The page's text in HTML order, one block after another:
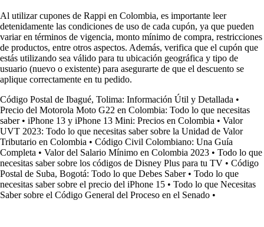
Al utilizar cupones de Rappi en Colombia, es importante leer
detenidamente las condiciones de uso de cada cupón, ya que pueden
variar en términos de vigencia, monto mínimo de compra, restricciones
de productos, entre otros aspectos. Además, verifica que el cupón que
estás utilizando sea válido para tu ubicación geográfica y tipo de
usuario (nuevo o existente) para asegurarte de que el descuento se
aplique correctamente en tu pedido.
Código Postal de Ibagué, Tolima: Información Útil y Detallada •
Precio del Motorola Moto G22 en Colombia: Todo lo que necesitas
saber• iPhone 13 y iPhone 13 Mini: Precios en Colombia • Valor
UVT 2023: Todo lo que necesitas saber sobre la Unidad de Valor
Tributario en Colombia • Código Civil Colombiano: Una Guía
Completa • Valor del Salario Mínimo en Colombia 2023 • Todo lo que
necesitas saber sobre los códigos de Disney Plus para tu TV • Código
Postal de Suba, Bogotá: Todo lo que Debes Saber• Todo lo que
necesitas saber sobre el precio del iPhone 15 • Todo lo que Necesitas
Saber sobre el Código General del Proceso en el Senado •